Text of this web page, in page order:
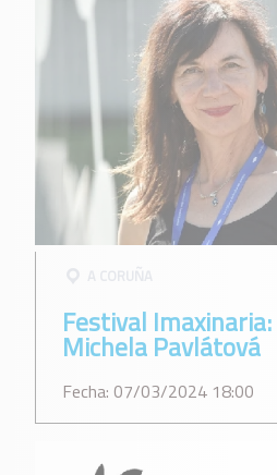
A CORUÑA
Festival
Michela Pavlátová
Fecha: 07/03/2024 18:00